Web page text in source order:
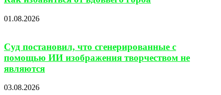
01.08.2026
Суд постановил, что сгенерированные с
помощью ИИ изображения творчеством не
являются
03.08.2026